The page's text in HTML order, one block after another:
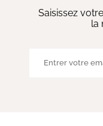
Saisissez
la